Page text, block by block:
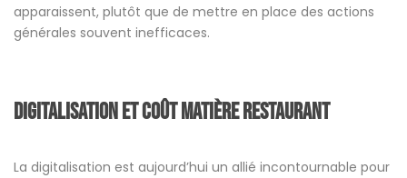
apparaissent, plutôt que de mettre en place des actions
générales souvent inefficaces.
Digitalisation et coût matière restaurant
La digitalisation est aujourd’hui un allié incontournable pour